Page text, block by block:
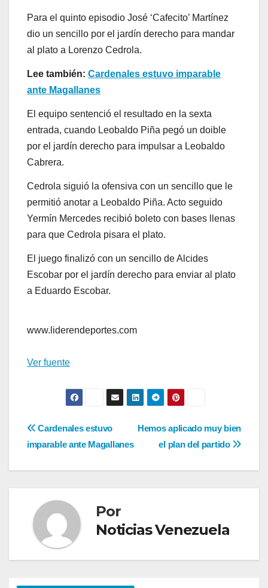
Para el quinto episodio José ‘Cafecito’ Martínez
dio un sencillo por el jardín derecho para mandar
al plato a Lorenzo Cedrola.
Lee también: Cardenales estuvo imparable
ante Magallanes
El equipo sentenció el resultado en la sexta
entrada, cuando Leobaldo Piña pegó un doible
por el jardín derecho para impulsar a Leobaldo
Cabrera.
Cedrola siguió la ofensiva con un sencillo que le
permitió anotar a Leobaldo Piña. Acto seguido
Yermín Mercedes recibió boleto con bases llenas
para que Cedrola pisara el plato.
El juego finalizó con un sencillo de Alcides
Escobar por el jardín derecho para enviar al plato
a Eduardo Escobar.
www.liderendeportes.com
Ver fuente
Navegación
de
Hemos aplicado muy bien
el plan del partido
Cardenales estuvo
imparable ante Magallanes
Por
Noticias Venezuela